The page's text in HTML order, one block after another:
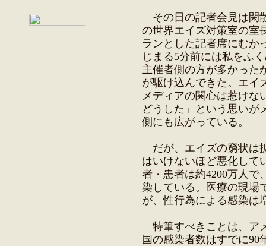
その日の記者会見は閑
の世界エイズ対策室の室
ランとした記者席にむか
じまる5分前には私をふ
主催者側の方が多かった
が駆け込んできた。エイ
メディアの関心は惹けな
どうした」という思いが
側にも広がっている。
だが、エイズの窮状は
はいけないほど悪化して
者・患者は約4200万人で
染している。医療の現場
が、性行為による感染は
特筆すべきことは、ア
国の感染者数はすでに90